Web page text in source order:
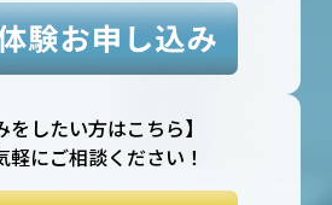
をしたい方はこちら】
軽にご相談ください！